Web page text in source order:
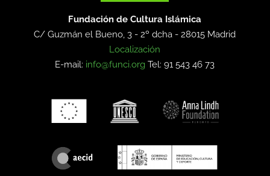
Fundación de Cultura Islámica
C/ Guzmán el Bueno, 3 - 2º dcha -28015 Madrid
Localización
E-mail: info@funci.org Tel: 91 543 46 73